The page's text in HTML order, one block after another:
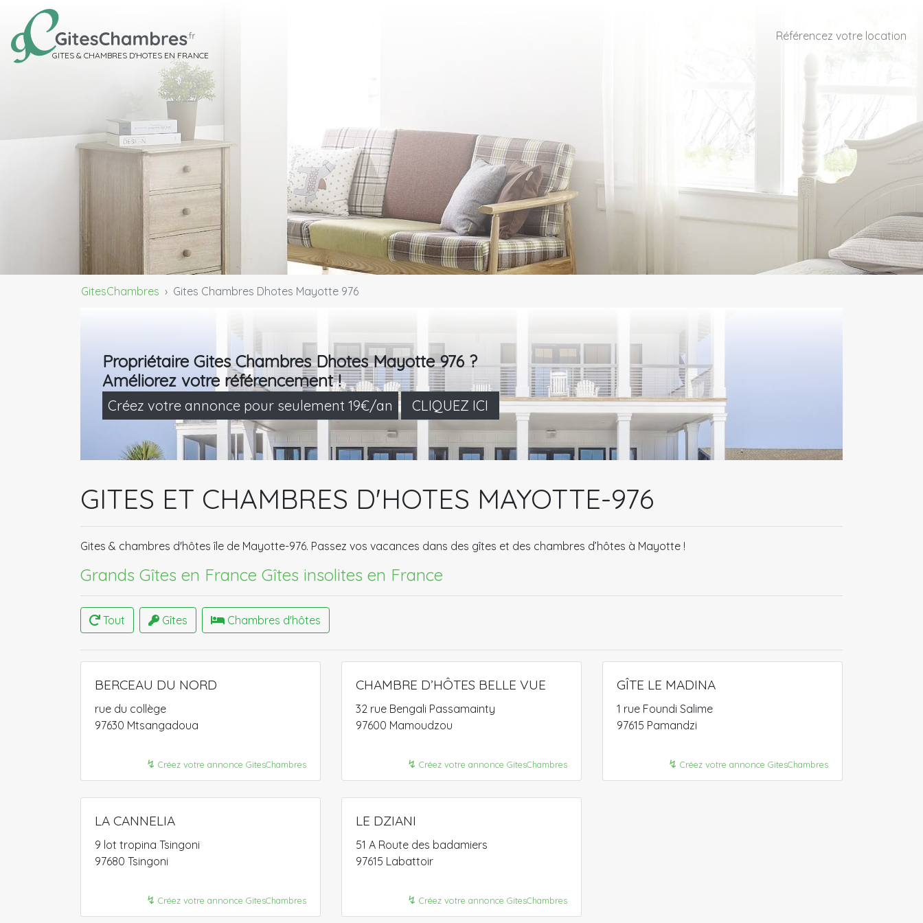
GITES & CHAMBRES D'HOTES EN FRANCE
Référencez votre location
GitesChambres Gites Chambres Dhotes Mayotte 976
Propriétaire Gites Chambres Dhotes Mayotte 976 ?
Améliorez votre référencement !
Créez votre annonce pour seulement 19€/an CLIQUEZ ICI
GITES ET CHAMBRES D'HOTES MAYOTTE-976
Gites & chambres d'hôtes île de Mayotte-976. Passez vos vacances dans des gîtes et des chambres d’hôtes à Mayotte !
Grands Gîtes en France​ Gîtes insolites en France
Tout Gîtes Chambres d'hôtes
BERCEAU DU NORD
rue du collège
97630 Mtsangadoua
↯ Créez votre annonce GitesChambres
CHAMBRE D’HÔTES BELLE VUE
32 rue Bengali Passamainty
97600 Mamoudzou
↯ Créez votre annonce GitesChambres
GÎTE LE MADINA
1 rue Foundi Salime
97615 Pamandzi
↯ Créez votre annonce GitesChambres
LA CANNELIA
9 lot tropina Tsingoni
97680 Tsingoni
↯ Créez votre annonce GitesChambres
LE DZIANI
51 A Route des badamiers
97615 Labattoir
↯ Créez votre annonce GitesChambres